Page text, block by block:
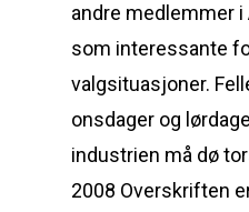
andre medlemmer
som interessante
valgsituasjoner.
onsdager og
industrien må dø
2008 Overskriften